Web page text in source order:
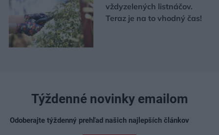
vždyzelených listnáčov.
Teraz je na to vhodný čas!
Týždenné novinky emailom
Odoberajte týždenný prehľad našich najlepších článkov